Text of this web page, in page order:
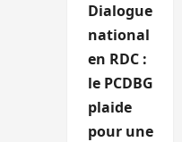
Dialogue
national
en RDC :
le PCDBG
plaide
pour une